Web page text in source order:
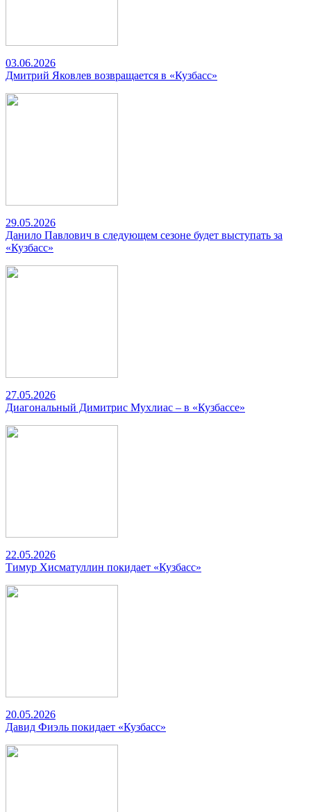
03.06.2026
Дмитрий Яковлев возвращается в «Кузбасс»
29.05.2026
Данило Павлович в следующем сезоне будет выступать за
«Кузбасс»
27.05.2026
Диагональный Димитрис Мухлиас – в «Кузбассе»
22.05.2026
Тимур Хисматуллин покидает «Кузбасс»
20.05.2026
Давид Фиэль покидает «Кузбасс»